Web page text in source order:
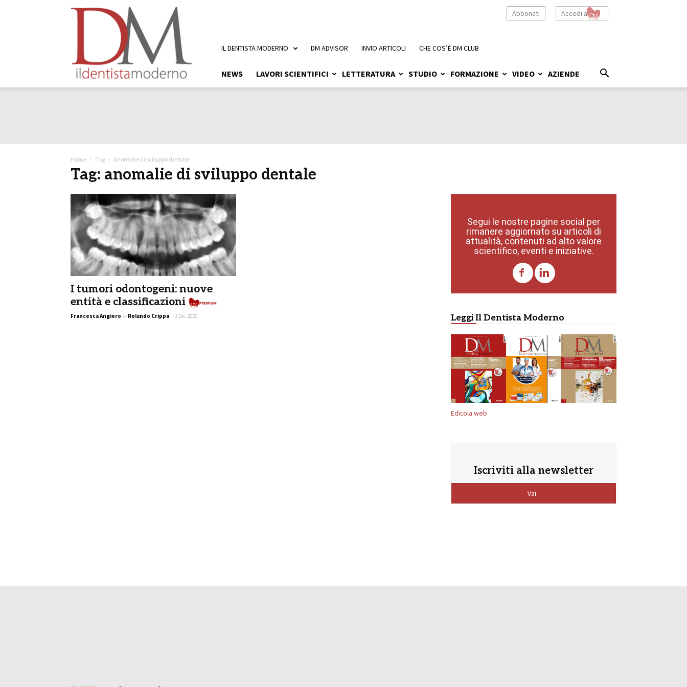
Accedi a
Abbonati
NEWS LAVORI SCIENTIFICI LETTERATURA STUDIO FORMAZIONE VIDEO AZIENDE
IL DENTISTA MODERNO DM ADVISOR INVIO ARTICOLI CHE COS’È DM CLUB
Home Tag Anomalie di sviluppo dentale
Tag: anomalie di sviluppo dentale
I tumori odontogeni: nuove
entità e classificazioni
Francesca Angiero e Rolando Crippa - 3 Dic 2020
Segui le nostre pagine social per
rimanere aggiornato su articoli di
attualità, contenuti ad alto valore
scientifico, eventi e iniziative.
Leggi Il Dentista Moderno
Edicola web
Iscriviti alla newsletter
Vai